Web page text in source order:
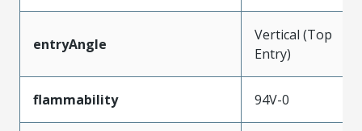
entryAngle
Vertical (Top
Entry)
flammability 94V-0